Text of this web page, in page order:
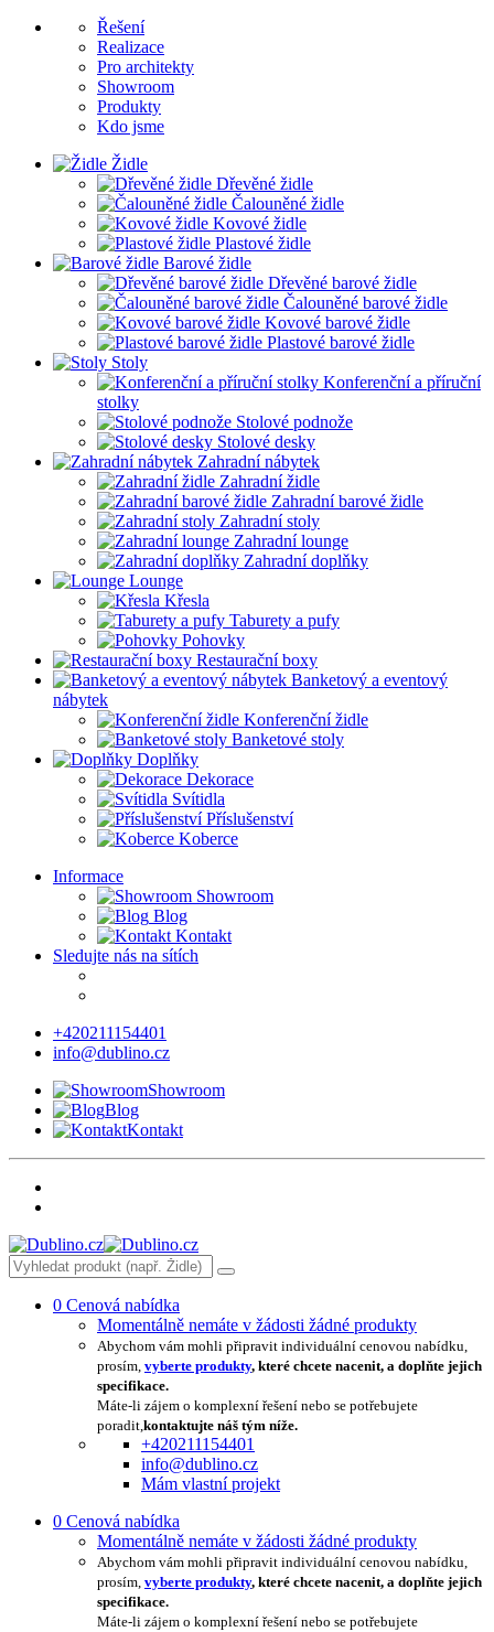
Řešení
Realizace
Pro architekty
Showroom
Produkty
Kdo jsme
Židle
Dřevěné židle
Čalouněné židle
Kovové židle
Plastové židle
Barové židle
Dřevěné barové židle
Čalouněné barové židle
Kovové barové židle
Plastové barové židle
Stoly
Konferenční a příruční
stolky
Stolové podnože
Stolové desky
Zahradní nábytek
Zahradní židle
Zahradní barové židle
Zahradní stoly
Zahradní lounge
Zahradní doplňky
Lounge
Křesla
Taburety a pufy
Pohovky
Restaurační boxy
Banketový a eventový
nábytek
Konferenční židle
Banketové stoly
Doplňky
Dekorace
Svítidla
Příslušenství
Koberce
Informace
Showroom
Blog
Kontakt
Sledujte nás na sítích
+420211154401
info@dublino.cz
Showroom
Blog
Kontakt
0 Cenová nabídka
Momentálně nemáte v žádosti žádné produkty
Abychom vám mohli připravit individuální cenovou nabídku,
prosím, vyberte produkty, které chcete nacenit, a doplňte jejich
specifikace.
Máte-li zájem o komplexní řešení nebo se potřebujete
poradit,kontaktujte náš tým níže.
+420211154401
info@dublino.cz
Mám vlastní projekt
0 Cenová nabídka
Momentálně nemáte v žádosti žádné produkty
Abychom vám mohli připravit individuální cenovou nabídku,
prosím, vyberte produkty, které chcete nacenit, a doplňte jejich
specifikace.
Máte-li zájem o komplexní řešení nebo se potřebujete